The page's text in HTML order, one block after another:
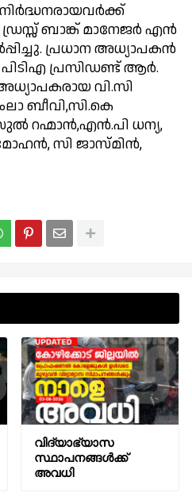
ബാങ്ക് മാനേജർ എൻ
പ്രധാന അധ്യാപകൻ
പ്രസിഡണ്ട് ആർ.
വി.സി
ബീവി,സി.കെ
റഹ്മാൻ,എൻ.പി ധന്യ,
സി ജാസ്മിൻ,
വിദ്യാഭ്യാസ
സ്ഥാപനങ്ങൾക്ക്
അവധി